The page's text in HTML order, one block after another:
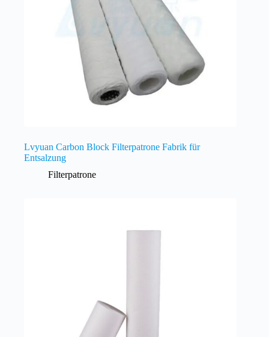
Lvyuan Carbon Block Filterpatrone Fabrik für
Entsalzung
Filterpatrone